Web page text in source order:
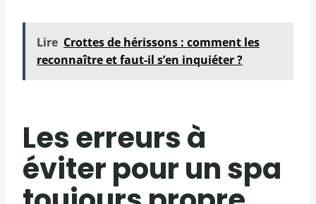
Lire Crottes de hérissons : comment les
reconnaître et faut-il s’en inquiéter ?
Les erreurs à
éviter pour un spa